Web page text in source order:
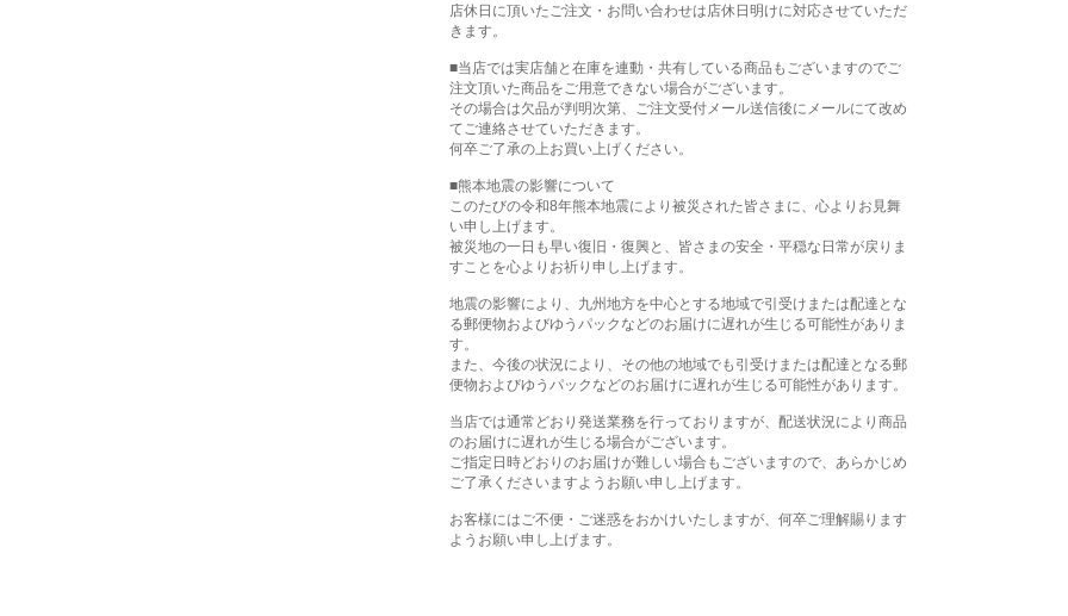
店休日に頂いたご注文・お問い合わせは店休日明けに対応させていただ
きます。
■当店では実店舗と在庫を連動・共有している商品もございますのでご
注文頂いた商品をご用意できない場合がございます。
その場合は欠品が判明次第、ご注文受付メール送信後にメールにて改め
てご連絡させていただきます。
何卒ご了承の上お買い上げください。
■熊本地震の影響について
このたびの令和8年熊本地震により被災された皆さまに、心よりお見舞
い申し上げます。
被災地の一日も早い復旧・復興と、皆さまの安全・平穏な日常が戻りま
すことを心よりお祈り申し上げます。
地震の影響により、九州地方を中心とする地域で引受けまたは配達とな
る郵便物およびゆうパックなどのお届けに遅れが生じる可能性がありま
す。
また、今後の状況により、その他の地域でも引受けまたは配達となる郵
便物およびゆうパックなどのお届けに遅れが生じる可能性があります。
当店では通常どおり発送業務を行っておりますが、配送状況により商品
のお届けに遅れが生じる場合がございます。
ご指定日時どおりのお届けが難しい場合もございますので、あらかじめ
ご了承くださいますようお願い申し上げます。
お客様にはご不便・ご迷惑をおかけいたしますが、何卒ご理解賜ります
ようお願い申し上げます。